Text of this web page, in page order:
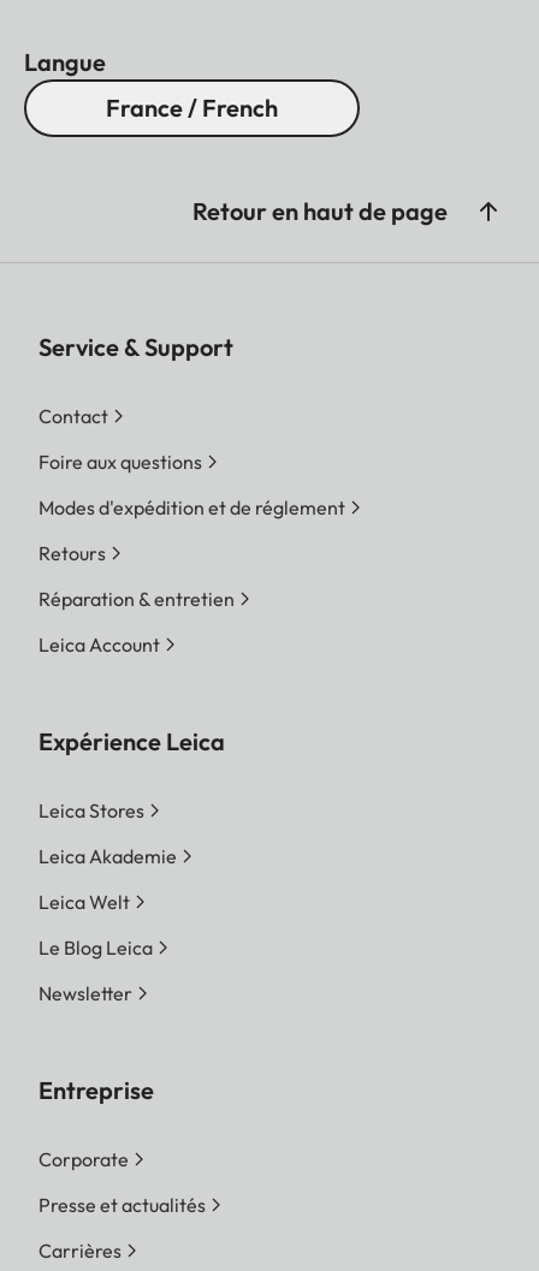
Langue
France / French
Retour en haut de page
Service & Support
Contact
Foire aux questions
Modes d'expédition et de réglement
Retours
Réparation & entretien
Leica Account
Expérience Leica
Leica Stores
Leica Akademie
Leica Welt
Le Blog Leica
Newsletter
Entreprise
Corporate
Presse et actualités
Carrières